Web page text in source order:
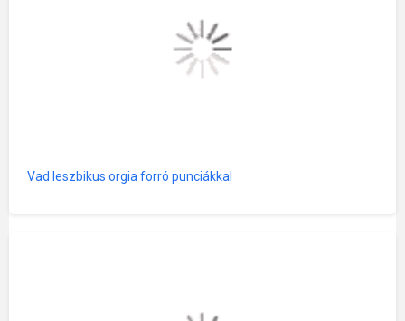
Vad leszbikus orgia forró punciákkal